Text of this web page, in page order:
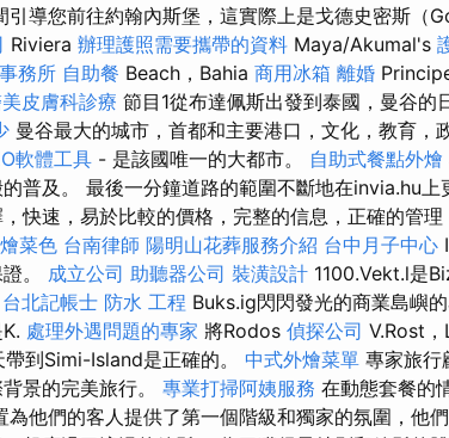
引導您前往約翰內斯堡，這實際上是戈德史密斯（
Riviera 辦理護照需要攜帶的資料 Maya/Akumal's
務所 自助餐 Beach，Bahia 商用冰箱 離婚
皮膚科診療 節目1從布達佩斯出發到泰國，曼谷的
曼谷最大的城市，首都和主要港口，文化，教育，
軟體工具 - 是該國唯一的大都市。 自助式餐點外燴
普及。 最後一分鐘道路的範圍不斷地在invia.hu上
快速，易於比較的價格，完整的信息，正確的管理
菜色 台南律師 陽明山花葬服務介紹 台中月子中心
。 成立公司 助聽器公司 裝潢設計 1100.Vekt.l是
台北記帳士 防水 工程 Buks.ig閃閃發光的商業島嶼
處理外遇問題的專家 將Rodos 偵探公司 V.Rost
到Simi-Island是正確的。 中式外燴菜單 專家旅行
景的完美旅行。 專業打掃阿姨服務 在動態套餐的
他們的客人提供了第一個階級和獨家的氛圍，他